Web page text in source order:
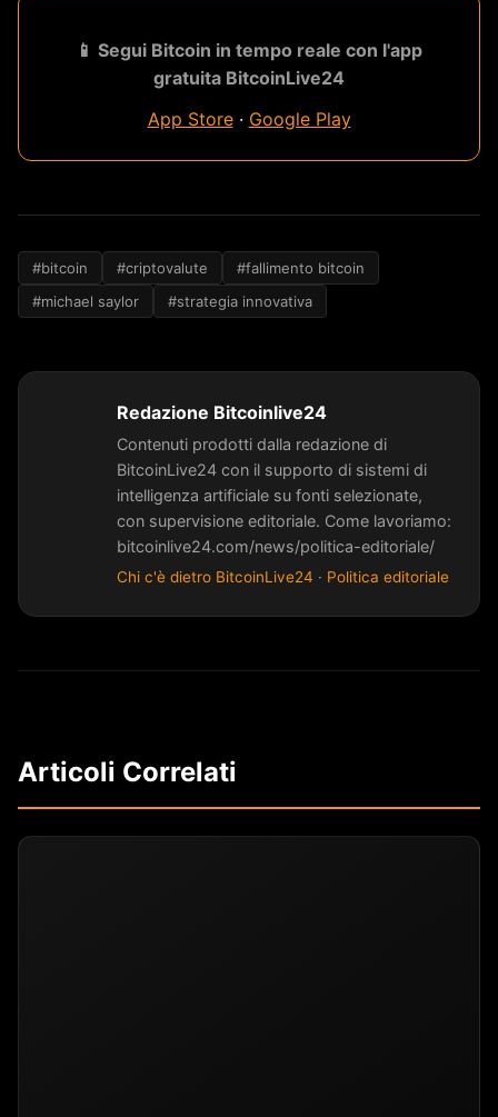
📱 Segui Bitcoin in tempo reale con l'app
gratuita BitcoinLive24
App Store· Google Play
#bitcoin #criptovalute
#fallimento bitcoin
#michael saylor
#strategia innovativa
Redazione Bitcoinlive24
Contenuti prodotti dalla redazione di
BitcoinLive24 con il supporto di sistemi di
intelligenza artificiale su fonti selezionate,
con supervisione editoriale. Come lavoriamo:
bitcoinlive24.com/news/politica-editoriale/
Chi c'è dietro BitcoinLive24 · Politica editoriale
Articoli Correlati